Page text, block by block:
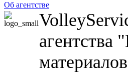
Об агентстве
агентства